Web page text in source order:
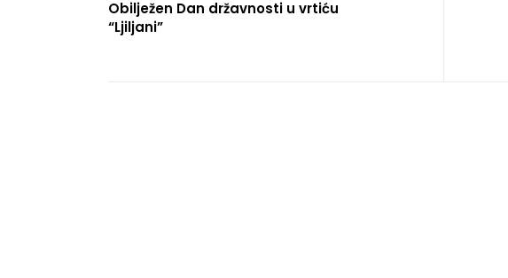
Obilježen Dan državnosti u vrtiću
“Ljiljani”